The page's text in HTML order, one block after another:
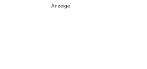
Anzeige